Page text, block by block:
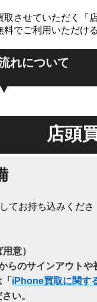
させていただく「
料でご利用いただ
れについて
店頭
てお持ち込みくださ
意）
らのサインアウトや
iPhone買取に関す
い。